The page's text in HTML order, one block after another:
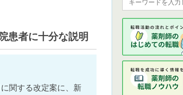
患者に十分な説明
関する改定案に、新